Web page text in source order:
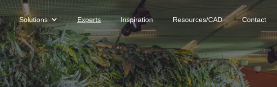
Solutions Experts Inspiration Resources/CAD Contact